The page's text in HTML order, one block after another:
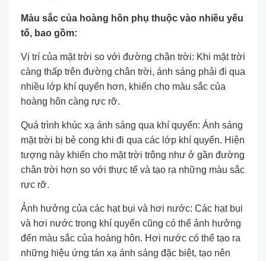
Màu sắc của hoàng hôn phụ thuộc vào nhiều yếu
tố, bao gồm:
Vị trí của mặt trời so với đường chân trời: Khi mặt trời
càng thấp trên đường chân trời, ánh sáng phải đi qua
nhiều lớp khí quyển hơn, khiến cho màu sắc của
hoàng hôn càng rực rỡ.
Quá trình khúc xạ ánh sáng qua khí quyển: Ánh sáng
mặt trời bị bẻ cong khi đi qua các lớp khí quyển. Hiện
tượng này khiến cho mặt trời trông như ở gần đường
chân trời hơn so với thực tế và tạo ra những màu sắc
rực rỡ.
Ảnh hưởng của các hạt bụi và hơi nước: Các hạt bụi
và hơi nước trong khí quyển cũng có thể ảnh hưởng
đến màu sắc của hoàng hôn. Hơi nước có thể tạo ra
những hiệu ứng tán xạ ánh sáng đặc biệt, tạo nên